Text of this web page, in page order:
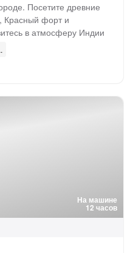
Посетите древние
Красный форт и
в атмосферу Индии
На машине
12 часов